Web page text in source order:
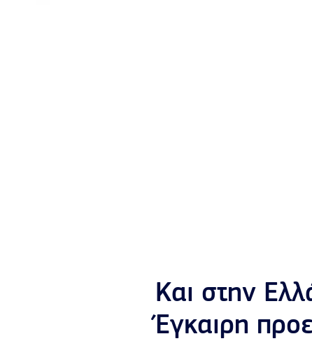
Και στην
Έγκαιρη